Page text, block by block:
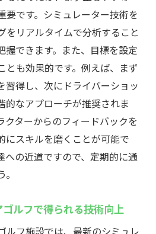
した練習方法
技術を体験するメリット
境を提供するシミュレータ
アゴルフを始める理由と魅
の始め方と必要な準備
ぶ理由とその利点
を始めるメリット
ンドアゴルフの魅力
方へのアドバイス
要です。シミュレーター技術を
をリアルタイムで分析すること
握できます。また、目標を設定
とも効果的です。例えば、まず
習得し、次にドライバーショッ
的なアプローチが推奨されま
クターからのフィードバックを
にスキルを磨くことが可能で
への近道ですので、定期的に通
ルフで得られる技術向上
ルフ施設では、最新のシミュレ